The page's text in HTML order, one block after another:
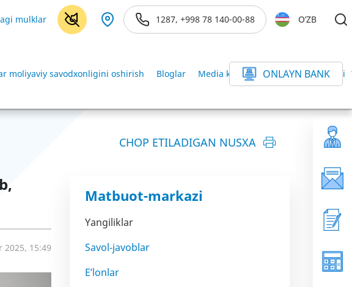
mulklar 1287, +998 78 140-00-88 O’ZB
moliyaviy savodxonligini oshirish Bloglar Media kutubxona Axborot xizmati
ONLAYN BANK
CHOP ETILADIGAN NUSXA
2025, 15:49
Matbuot-markazi
Yangiliklar
Savol-javoblar
E’lonlar